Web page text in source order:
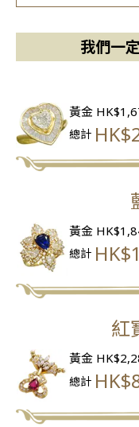
我們一
黃金
總計
黃金
總計
紅
黃金
總計